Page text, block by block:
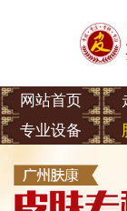
网站首页
专业设备